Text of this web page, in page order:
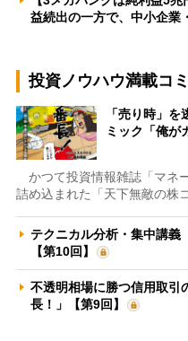
益続出の一方で、中小企業
投資ノウハウ満載コ
「売り時」
ミック「俺が
かつて投資情報雑誌「マネ
詰め込まれた「天下無敵の株
テクニカル分析・集中講
【第10回】
不透明相場に勝つ信用取
長！」【第9回】